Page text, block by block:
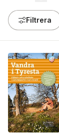
Filtrera